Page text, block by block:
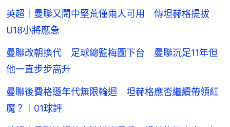
英超｜曼聯又鬧中堅荒僅兩人可用 傳坦赫格提拔
U18小將應急
曼聯改朝換代 足球總監梅圖下台 曼聯沉足11年但
他一直步步高升
曼聯後費格遜年代無限輪迴 坦赫格應否繼續帶領紅
魔？︱01球評